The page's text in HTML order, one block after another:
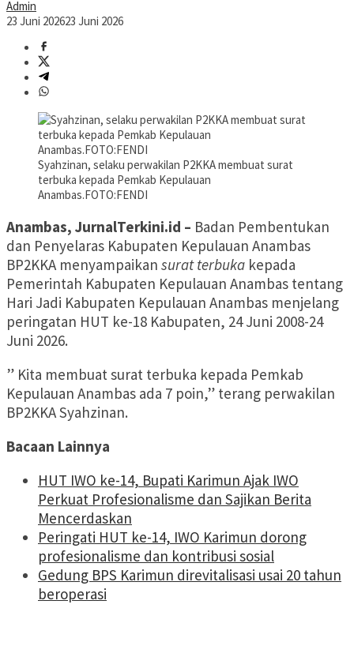
Admin
23 Juni 202623 Juni 2026
Syahzinan, selaku perwakilan P2KKA membuat surat
terbuka kepada Pemkab Kepulauan
Anambas.FOTO:FENDI
Anambas, JurnalTerkini.id – Badan Pembentukan
dan Penyelaras Kabupaten Kepulauan Anambas
BP2KKA menyampaikan surat terbuka kepada
Pemerintah Kabupaten Kepulauan Anambas tentang
Hari Jadi Kabupaten Kepulauan Anambas menjelang
peringatan HUT ke-18 Kabupaten, 24 Juni 2008-24
Juni 2026.
” Kita membuat surat terbuka kepada Pemkab
Kepulauan Anambas ada 7 poin,” terang perwakilan
BP2KKA Syahzinan.
Bacaan Lainnya
HUT IWO ke-14, Bupati Karimun Ajak IWO
Perkuat Profesionalisme dan Sajikan Berita
Mencerdaskan
Peringati HUT ke-14, IWO Karimun dorong
profesionalisme dan kontribusi sosial
Gedung BPS Karimun direvitalisasi usai 20 tahun
beroperasi